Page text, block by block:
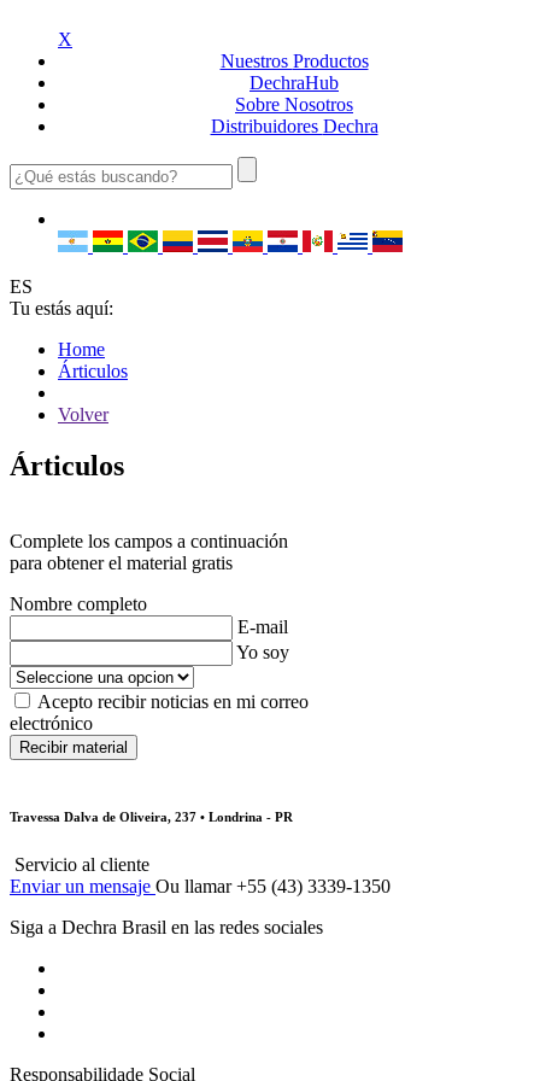
X
Nuestros Productos
DechraHub
Sobre Nosotros
Distribuidores Dechra
ES
Tu estás aquí:
Home
Árticulos
Volver
Árticulos
Complete los campos a continuación
para obtener el material gratis
Nombre completo
E-mail
Yo soy
Acepto recibir noticias en mi correo
electrónico
Travessa Dalva de Oliveira, 237 • Londrina - PR
Servicio al cliente
Enviar un mensaje Ou llamar +55 (43) 3339-1350
Siga a Dechra Brasil en las redes sociales
Responsabilidade Social